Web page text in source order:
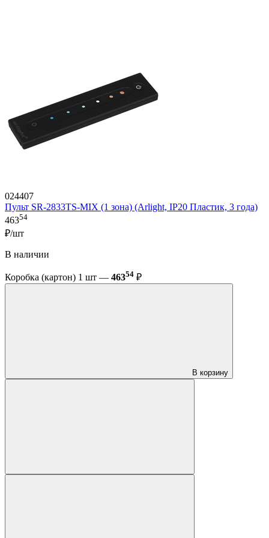
024407
Пульт SR-2833TS-MIX (1 зона) (Arlight, IP20 Пластик, 3 года)
46354
₽/шт
В наличии
Коробка (картон) 1 шт — 46354 ₽
В корзину